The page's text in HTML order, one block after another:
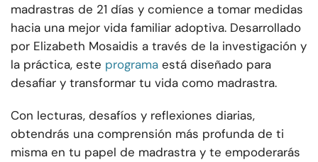
madrastras de 21 días y comience a tomar medidas
hacia una mejor vida familiar adoptiva. Desarrollado
por Elizabeth Mosaidis a través de la investigación y
la práctica, este programa está diseñado para
desafiar y transformar tu vida como madrastra.
Con lecturas, desafíos y reflexiones diarias,
obtendrás una comprensión más profunda de ti
misma en tu papel de madrastra y te empoderarás